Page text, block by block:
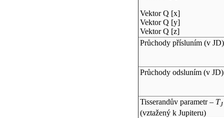
Vektor Q [x]
Vektor Q [y]
Vektor Q [z]
Průchody přísluním (v JD)
Průchody odsluním (v JD)
Tisserandův parametr – TJ
(vztažený k Jupiteru)